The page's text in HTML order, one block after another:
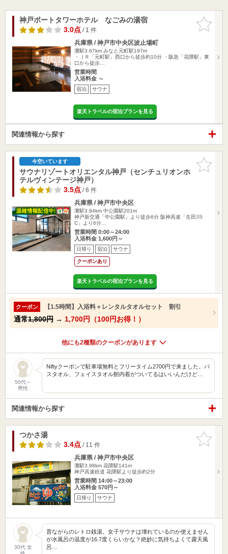
お気に入
りに追加
神戸ポートタワーホテル なごみの湯宿
3.0点/ 1 件
兵庫県 / 神戸市中央区波止場町
灘駅3.67km みなと元町駅197m
・ＪＲ「元町駅」西口から徒歩約10分 ・阪急「花隈駅」東
口から徒歩…
営業時間
入浴料金 ～
宿泊 サウナ
楽天トラベルの宿泊プランを見る
関連情報から探す
お気に入
りに追加
今空いています
サウナリゾートオリエンタル神戸（センチュリオンホ
テルヴィンテージ神戸）
3.5点/ 6 件
兵庫県 / 神戸市中央区
灘駅3.84km 中公園駅201m
神戸新交通「中公園駅」より徒歩6分 阪神高速「生田川I
C」より6分…
営業時間 0:00～24:00
入浴料金 1,600円～
日帰り 宿泊 サウナ
クーポンあり
楽天トラベルの宿泊プランを見る
クーポン 【1.5時間】入浴料＋レンタルタオルセット 割引
通常1,800円 → 1,700円（100円お得！）
他にも2種類のクーポンがあります
50代～
男性
Niftyクーポンで駐車場無料とフリータイム2700円で来ました。バ
スタオル、フェイスタオル館内着がついてるはいいんだけど…
関連情報から探す
お気に入
りに追加
つかさ湯
3.4点/ 11 件
兵庫県 / 神戸市中央区
灘駅3.98km 花隈駅141m
神戸高速鉄道 花隈駅より徒歩約2分
営業時間 14:00～23:00
入浴料金 570円～
日帰り サウナ
30代 女
昔ながらのレトロ銭湯。女子サウナは壊れているのか使えません
が水風呂の温度が16.7度くらいかな？絶妙に気持ちよくて露天風
呂…